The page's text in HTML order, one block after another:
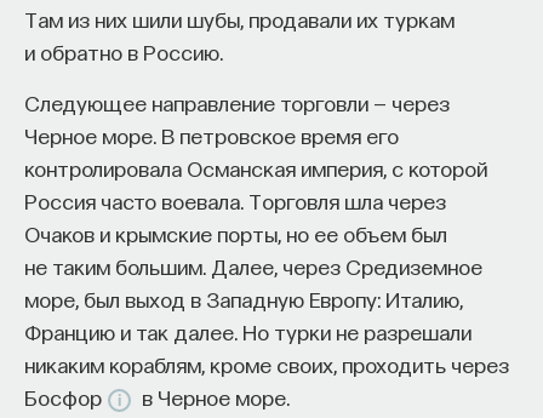
Там из них шили шубы, продавали их туркам
и обратно в Россию.
Следующее направление торговли — через
Черное море. В петровское время его
контролировала Османская империя, с которой
Россия часто воевала. Торговля шла через
Очаков и крымские порты, но ее объем был
не таким большим. Далее, через Средиземное
море, был выход в Западную Европу: Италию,
Францию и так далее. Но турки не разрешали
никаким кораблям, кроме своих, проходить через
Босфор
в Черное море.